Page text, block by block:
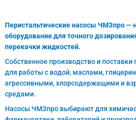
Перистальтические насосы ЧМЗпро —
оборудование для точного
перекачки жидкостей.
Собственное производство и
для работы с водой, маслами,
агрессивными, хлорсодержащими и
средами.
Насосы ЧМЗпро выбирают для